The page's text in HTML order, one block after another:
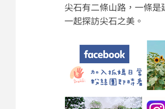
尖石有二條山路，一條是
一起探訪尖石之美。